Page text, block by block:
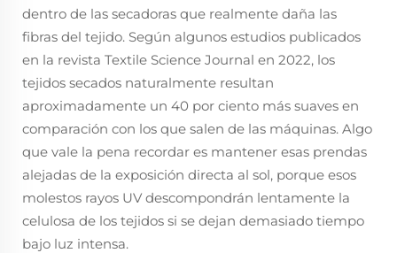
dentro de las secadoras que realmente daña las
fibras del tejido. Según algunos estudios publicados
en la revista Textile Science Journal en 2022, los
tejidos secados naturalmente resultan
aproximadamente un 40 por ciento más suaves en
comparación con los que salen de las máquinas. Algo
que vale la pena recordar es mantener esas prendas
alejadas de la exposición directa al sol, porque esos
molestos rayos UV descompondrán lentamente la
celulosa de los tejidos si se dejan demasiado tiempo
bajo luz intensa.